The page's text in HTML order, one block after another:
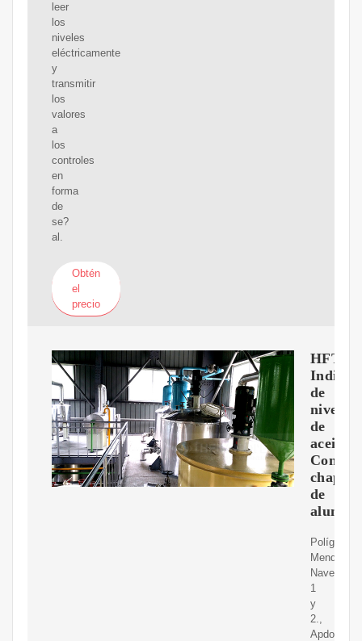
leer
los
niveles
eléctricamente
y
transmitir
los
valores
a
los
controles
en
forma
de
se?
al.
Obtén
el
precio
HFTX.
de
nivel
de
aceite
Con
chapilla
de
Polígono
Mendiola
Naves
1
y
2.,
Apdo.